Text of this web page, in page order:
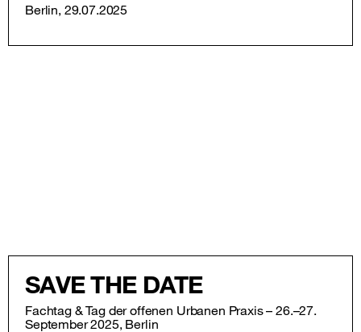
Berlin, 29.07.2025
SAVE THE DATE
Fachtag & Tag der offenen Urbanen Praxis – 26.–27.
September 2025, Berlin